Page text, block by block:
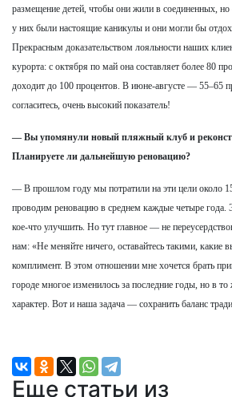
размещение детей, чтобы они жили в соединенных,
у них были настоящие каникулы и они могли бы
Прекрасным доказательством лояльности наших
курорта: с октября по май она составляет более 80
доходит до 100 процентов. В июне-августе — 55–65
согласитесь, очень высокий показатель!
— Вы упомянули новый пляжный клуб и
Планируете ли дальнейшую реновацию?
— В прошлом году мы потратили на эти цели около
проводим реновацию в среднем каждые четыре
кое-что улучшить. Но тут главное — не
нам: «Не меняйте ничего, оставайтесь такими, какие
комплимент. В этом отношении мне хочется брать
городе многое изменилось за последние годы, но в
характер. Вот и наша задача — сохранить баланс
Еще статьи из